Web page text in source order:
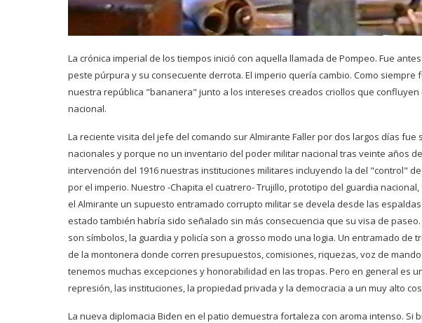
La crónica imperial de los tiempos inició con aquella llamada de Pompeo. Fue
peste púrpura y su consecuente derrota. El imperio quería cambio. Como
nuestra república "bananera" junto a los intereses creados criollos que
nacional.
La reciente visita del jefe del comando sur Almirante Faller por dos largos días
nacionales y porque no un inventario del poder militar nacional tras veinte años
intervención del 1916 nuestras instituciones militares incluyendo la del "control"
por el imperio. Nuestro -Chapita el cuatrero- Trujillo, prototipo del guardia
el Almirante un supuesto entramado corrupto militar se devela desde las
estado también habría sido señalado sin más consecuencia que su visa de
son símbolos, la guardia y policía son a grosso modo una logia. Un entramado de
de la montonera donde corren presupuestos, comisiones, riquezas, voz de
tenemos muchas excepciones y honorabilidad en las tropas. Pero en general es
represión, las instituciones, la propiedad privada y la democracia a un muy alto
La nueva diplomacia Biden en el patio demuestra fortaleza con aroma intenso. Si